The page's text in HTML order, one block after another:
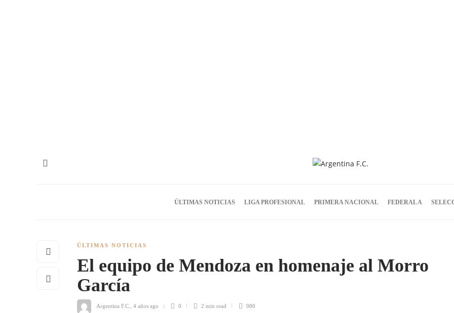
ÚLTIMAS NOTICIAS LIGA PROFESIONAL PRIMERA NACIONAL FEDERAL A
ÚLTIMAS NOTICIAS
El equipo de Mendoza en homenaje al Morro
García
Argentina F.C. 4 años ago 0 2 min read 980